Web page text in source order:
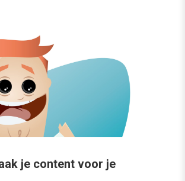
je content voor je